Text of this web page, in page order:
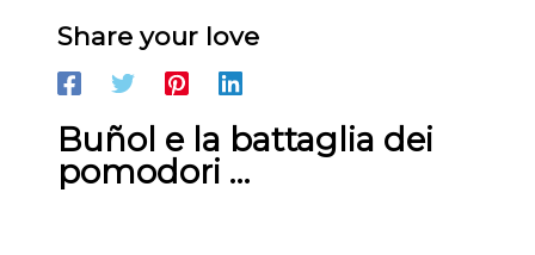
Share your love
Buñol e la battaglia dei
pomodori …